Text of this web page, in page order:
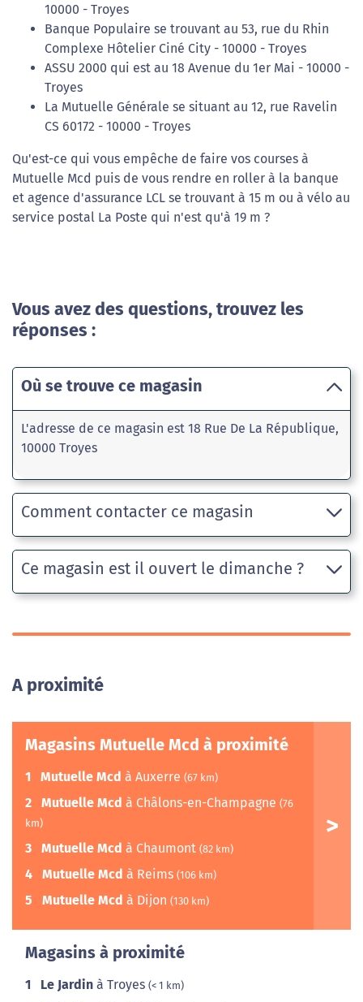
10000 - Troyes
Banque Populaire se trouvant au 53, rue du Rhin
Complexe Hôtelier Ciné City - 10000 - Troyes
ASSU 2000 qui est au 18 Avenue du 1er Mai - 10000 -
Troyes
La Mutuelle Générale se situant au 12, rue Ravelin
CS 60172 - 10000 - Troyes
Qu'est-ce qui vous empêche de faire vos courses à
Mutuelle Mcd puis de vous rendre en roller à la banque
et agence d'assurance LCL se trouvant à 15 m ou à vélo au
service postal La Poste qui n'est qu'à 19 m ?
Vous avez des questions, trouvez les
réponses :
Où se trouve ce magasin
L'adresse de ce magasin est 18 Rue De La République,
10000 Troyes
Comment contacter ce magasin
Ce magasin est il ouvert le dimanche ?
A proximité
Magasins Mutuelle Mcd à proximité
1 Mutuelle Mcd à Auxerre (67 km)
2 Mutuelle Mcd à Châlons-en-Champagne (76
km)
3 Mutuelle Mcd à Chaumont (82 km)
4 Mutuelle Mcd à Reims (106 km)
5 Mutuelle Mcd à Dijon (130 km)
Magasins à proximité
1 Le Jardin à Troyes (< 1 km)